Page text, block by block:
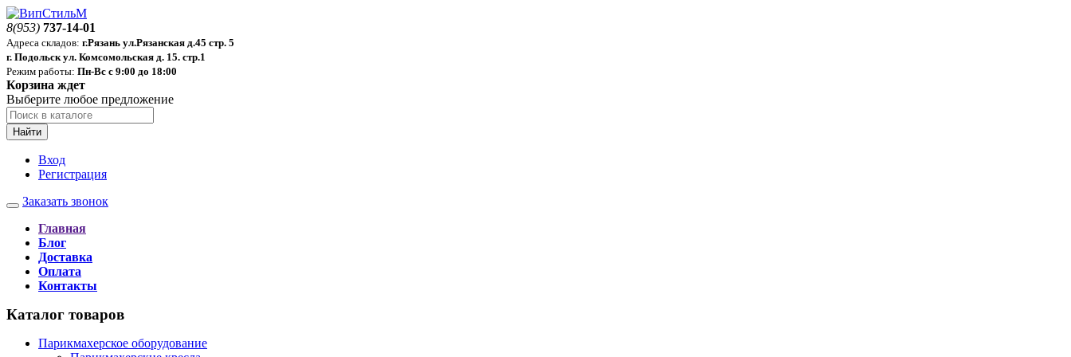
8(953) 737-14-01
Адреса складов: г.Рязань ул.Рязанская д.45 стр. 5
г. Подольск ул. Комсомольская д. 15. стр.1
Режим работы: Пн-Вс с 9:00 до 18:00
Корзина ждет
Выберите любое предложение
Найти
Вход
Регистрация
Заказать звонок
Главная
Блог
Доставка
Оплата
Контакты
Каталог товаров
Парикмахерское оборудование